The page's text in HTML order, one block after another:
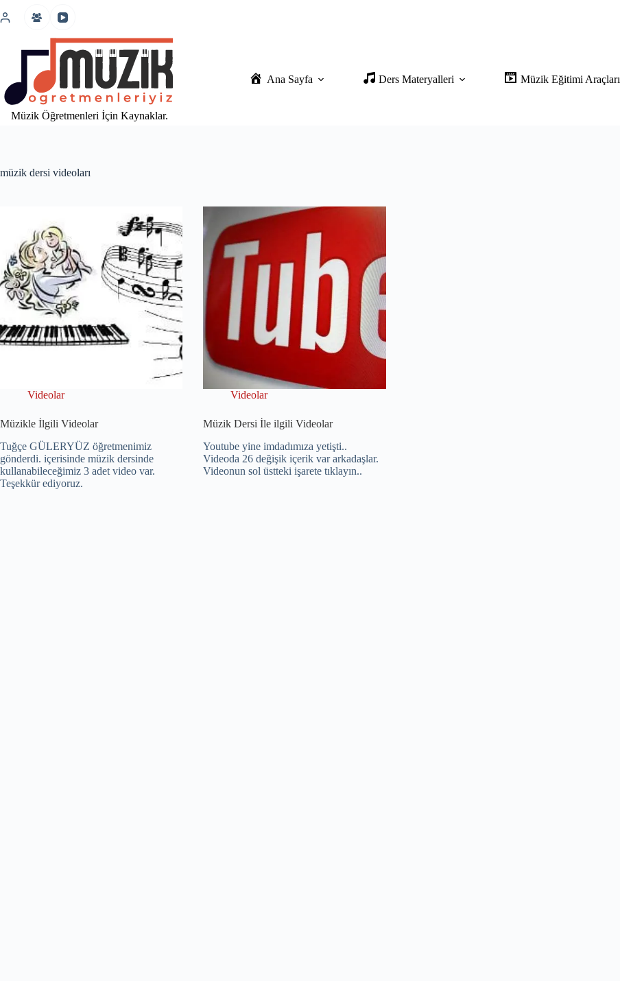
atla
Müzik Öğretmenleri İçin Kaynaklar.
Ana Sayfa Ders Materyalleri Müzik Eğitimi Araçları
müzik dersi videoları
Videolar
Müzikle İlgili Videolar
Tuğçe GÜLERYÜZ öğretmenimiz
gönderdi. içerisinde müzik dersinde
kullanabileceğimiz 3 adet video var.
Teşekkür ediyoruz.
Videolar
Müzik Dersi İle ilgili Videolar
Youtube yine imdadımıza yetişti..
Videoda 26 değişik içerik var arkadaşlar.
Videonun sol üstteki işarete tıklayın..